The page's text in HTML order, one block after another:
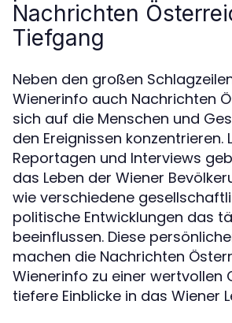
Nachrichten
Tiefgang
Neben den großen
Wienerinfo auch Nachrichten
sich auf die Menschen und
den Ereignissen konzentrieren.
Reportagen und Interviews
das Leben der Wiener
wie verschiedene
politische Entwicklungen das
beeinflussen. Diese
machen die Nachrichten
Wienerinfo zu einer wertvollen
tiefere Einblicke in das Wiener